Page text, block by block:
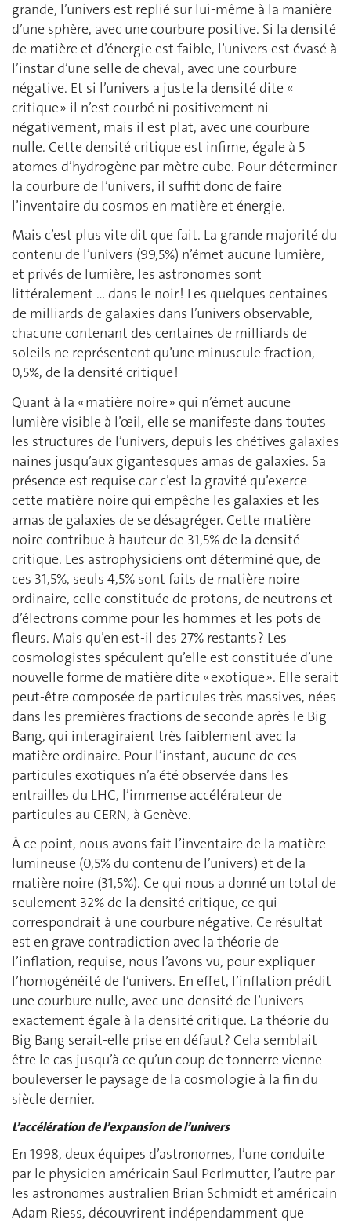
grande, l’univers est replié sur lui-même à la manière
d’une sphère, avec une courbure positive. Si la densité
de matière et d’énergie est faible, l’univers est évasé à
l’instar d’une selle de cheval, avec une courbure
négative. Et si l’univers a juste la densité dite «
critique » il n’est courbé ni positivement ni
négativement, mais il est plat, avec une courbure
nulle. Cette densité critique est infime, égale à 5
atomes d’hydrogène par mètre cube. Pour déterminer
la courbure de l’univers, il suffit donc de faire
l’inventaire du cosmos en matière et énergie.
Mais c’est plus vite dit que fait. La grande majorité du
contenu de l’univers (99,5%) n’émet aucune lumière,
et privés de lumière, les astronomes sont
littéralement … dans le noir ! Les quelques centaines
de milliards de galaxies dans l’univers observable,
chacune contenant des centaines de milliards de
soleils ne représentent qu’une minuscule fraction,
0,5%, de la densité critique !
Quant à la « matière noire » qui n’émet aucune
lumière visible à l’œil, elle se manifeste dans toutes
les structures de l’univers, depuis les chétives galaxies
naines jusqu’aux gigantesques amas de galaxies. Sa
présence est requise car c’est la gravité qu’exerce
cette matière noire qui empêche les galaxies et les
amas de galaxies de se désagréger. Cette matière
noire contribue à hauteur de 31,5% de la densité
critique. Les astrophysiciens ont déterminé que, de
ces 31,5%, seuls 4,5% sont faits de matière noire
ordinaire, celle constituée de protons, de neutrons et
d’électrons comme pour les hommes et les pots de
fleurs. Mais qu’en est-il des 27% restants ? Les
cosmologistes spéculent qu’elle est constituée d’une
nouvelle forme de matière dite « exotique ». Elle serait
peut-être composée de particules très massives, nées
dans les premières fractions de seconde après le Big
Bang, qui interagiraient très faiblement avec la
matière ordinaire. Pour l’instant, aucune de ces
particules exotiques n’a été observée dans les
entrailles du LHC, l’immense accélérateur de
particules au CERN, à Genève.
À ce point, nous avons fait l’inventaire de la matière
lumineuse (0,5% du contenu de l’univers) et de la
matière noire (31,5%). Ce qui nous a donné un total de
seulement 32% de la densité critique, ce qui
correspondrait à une courbure négative. Ce résultat
est en grave contradiction avec la théorie de
l’inflation, requise, nous l’avons vu, pour expliquer
l’homogénéité de l’univers. En effet, l’inflation prédit
une courbure nulle, avec une densité de l’univers
exactement égale à la densité critique. La théorie du
Big Bang serait-elle prise en défaut ? Cela semblait
être le cas jusqu’à ce qu’un coup de tonnerre vienne
bouleverser le paysage de la cosmologie à la fin du
siècle dernier.
L’accélération de l’expansion de l’univers
En 1998, deux équipes d’astronomes, l’une conduite
par le physicien américain Saul Perlmutter, l’autre par
les astronomes australien Brian Schmidt et américain
Adam Riess, découvrirent indépendamment que